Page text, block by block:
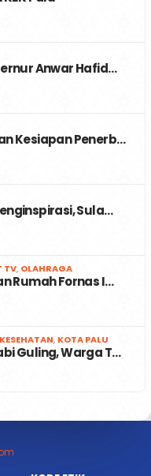
Anwar Hafid…
Kesiapan Penerb…
Sula…
TV, OLAHRAGA
Rumah Fornas I…
KESEHATAN, KOTA PALU
Guling, Warga T…